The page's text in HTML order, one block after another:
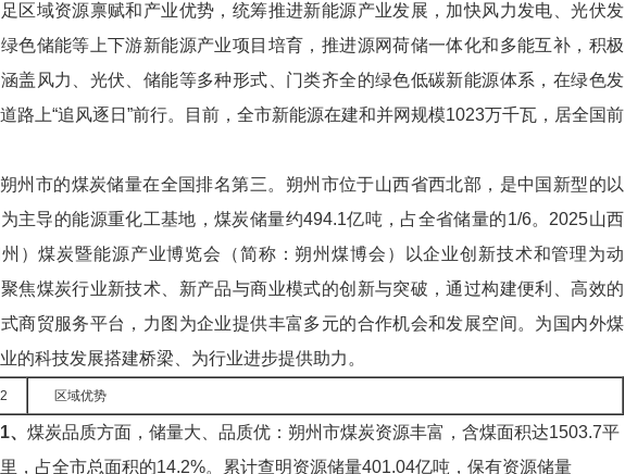
区域资源禀赋和产业优势，统筹推进新能源产业发展，加快风力发电、光伏发
色储能等上下游新能源产业项目培育，推进源网荷储一体化和多能互补，积极
盖风力、光伏、储能等多种形式、门类齐全的绿色低碳新能源体系，在绿色发
路上“追风逐日”前行。目前，全市新能源在建和并网规模1023万千瓦，居全国前
朔州市的煤炭储量在全国排名第三‌。朔州市位于山西省西北部，是中国新型的以
主导的能源重化工基地，煤炭储量约494.1亿吨，占全省储量的1/6‌。2025山西
州）煤炭暨能源产业博览会（简称：朔州煤博会）以企业创新技术和管理为动
焦煤炭行业新技术、新产品与商业模式的创新与突破，通过构建便利、高效的
商贸服务平台，力图为企业提供丰富多元的合作机会和发展空间。为国内外煤
的科技发展搭建桥梁、为行业进步提供助力。
2 区域优势
1、 煤炭品质方面，‌储量大、品质优‌：朔州市煤炭资源丰富，含煤面积达1503.7平
，占全市总面积的14.2%。累计查明资源储量401.04亿吨，保有资源储量